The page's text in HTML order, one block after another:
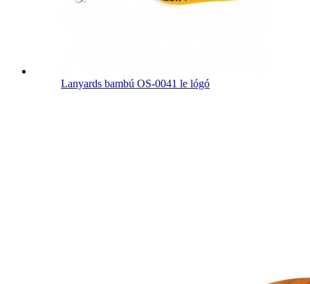
Lanyards bambú OS-0041 le lógó